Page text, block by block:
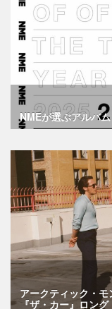
NMEが選ぶアルバ
アークティック・
『ザ・カー』ロン